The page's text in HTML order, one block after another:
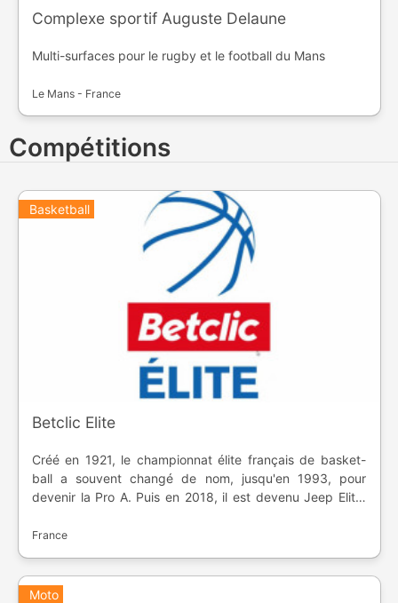
Complexe sportif Auguste Delaune
Multi-surfaces pour le rugby et le football du Mans
Le Mans - France
Compétitions
Basketball
Betclic Elite
Créé en 1921, le championnat élite français de basket-
ball a souvent changé de nom, jusqu'en 1993, pour
devenir la Pro A. Puis en 2018, il est devenu Jeep Elite,
s'affrontent durant la saison régulière, avant de
derniers descendent en Pro B.
France
Moto